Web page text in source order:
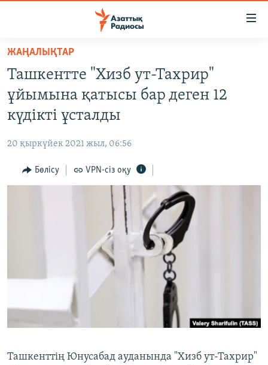
Skip
main
content
Skip
to
main
Navigation
to
AZATTYQTV
АДАМ ҚҰҚЫҚТАРЫ
ӘЛЕУМЕТ
ЖАЗЫЛЫҢЫЗ
ЖАҢАЛЫҚТАР
Ташкентте "Хизб ут-Тахрир"
ұйымына қатысы бар деген 12
күдікті ұсталды
20 қыркүйек 2021 жыл, 06:56
Бөлісу VPN-сіз оқу
Ташкенттің Юнусабад ауданында "Хизб ут-Тахрир"